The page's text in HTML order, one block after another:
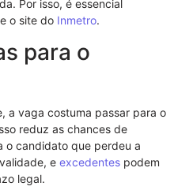
Por isso, é essencial
o site do Inmetro.
para o
a vaga costuma passar para o
reduz as chances de
o candidato que perdeu a
e excedentes podem
legal.